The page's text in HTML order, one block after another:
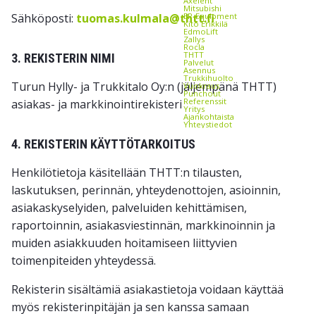
Mitsubishi
EP-Equipment
Kito Erikkilä
EdmoLift
Zallys
Rocla
THTT
Palvelut
Asennus
Trukkihuolto
Vuokraus
Punchout
Referenssit
Yritys
Ajankohtaista
Yhteystiedot
Sähköposti: tuomas.kulmala@thtt.fi
3. REKISTERIN NIMI
Turun Hylly- ja Trukkitalo Oy:n (jäljempänä THTT)
asiakas- ja markkinointirekisteri
4. REKISTERIN KÄYTTÖTARKOITUS
Henkilötietoja käsitellään THTT:n tilausten,
laskutuksen, perinnän, yhteydenottojen, asioinnin,
asiakaskyselyiden, palveluiden kehittämisen,
raportoinnin, asiakasviestinnän, markkinoinnin ja
muiden asiakkuuden hoitamiseen liittyvien
toimenpiteiden yhteydessä.
Rekisterin sisältämiä asiakastietoja voidaan käyttää
myös rekisterinpitäjän ja sen kanssa samaan